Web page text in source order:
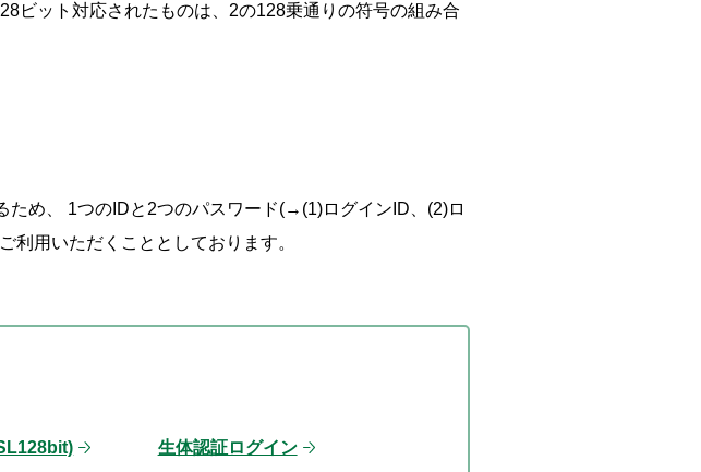
ビット対応されたものは、2の128乗通りの符号の組み合
め、 1つのIDと2つのパスワード(→(1)ログインID、(2)ロ
利用いただくこととしております。
生体認証ログイン